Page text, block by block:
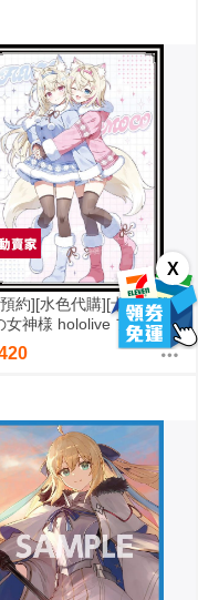
X
約][水色代購][卡套] C108
女神様 hololive フワモコ